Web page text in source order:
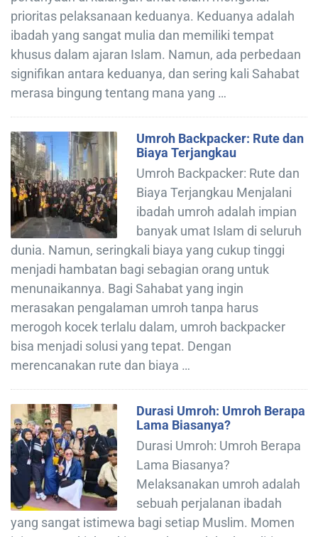
prioritas pelaksanaan keduanya. Keduanya adalah
ibadah yang sangat mulia dan memiliki tempat
khusus dalam ajaran Islam. Namun, ada perbedaan
signifikan antara keduanya, dan sering kali Sahabat
merasa bingung tentang mana yang …
Umroh Backpacker: Rute dan
Biaya Terjangkau
Umroh Backpacker: Rute dan
Biaya Terjangkau Menjalani
ibadah umroh adalah impian
banyak umat Islam di seluruh
dunia. Namun, seringkali biaya yang cukup tinggi
menjadi hambatan bagi sebagian orang untuk
menunaikannya. Bagi Sahabat yang ingin
merasakan pengalaman umroh tanpa harus
merogoh kocek terlalu dalam, umroh backpacker
bisa menjadi solusi yang tepat. Dengan
merencanakan rute dan biaya …
Durasi Umroh: Umroh Berapa
Lama Biasanya?
Durasi Umroh: Umroh Berapa
Lama Biasanya?
Melaksanakan umroh adalah
sebuah perjalanan ibadah
yang sangat istimewa bagi setiap Muslim. Momen